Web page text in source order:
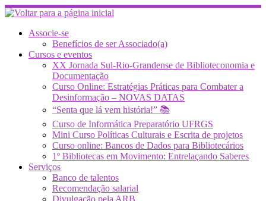
Skip
to
contentAssocie-se
Benefícios de ser Associado(a)
Cursos e eventos
XX Jornada Sul-Rio-Grandense de Biblioteconomia e
Documentação
Curso Online: Estratégias Práticas para Combater a
Desinformação – NOVAS DATAS
“Senta que lá vem história!” 📚
Curso de Informática Preparatório UFRGS
Mini Curso Políticas Culturais e Escrita de projetos
Curso online: Bancos de Dados para Bibliotecários
1º Bibliotecas em Movimento: Entrelaçando Saberes
Serviços
Banco de talentos
Recomendação salarial
Divulgação pela ARB